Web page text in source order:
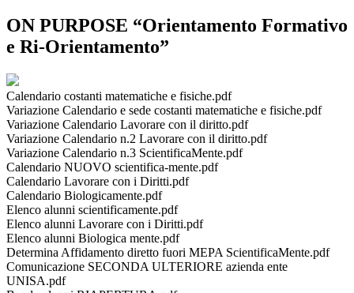
ON PURPOSE “Orientamento Formativo
e Ri-Orientamento”
Calendario costanti matematiche e fisiche.pdf
Variazione Calendario e sede costanti matematiche e fisiche.pdf
Variazione Calendario Lavorare con il diritto.pdf
Variazione Calendario n.2 Lavorare con il diritto.pdf
Variazione Calendario n.3 ScientificaMente.pdf
Calendario NUOVO scientifica-mente.pdf
Calendario Lavorare con i Diritti.pdf
Calendario Biologicamente.pdf
Elenco alunni scientificamente.pdf
Elenco alunni Lavorare con i Diritti.pdf
Elenco alunni Biologica mente.pdf
Determina Affidamento diretto fuori MEPA ScientificaMente.pdf
Comunicazione SECONDA ULTERIORE azienda ente
UNISA.pdf